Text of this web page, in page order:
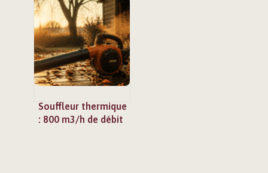
bicarbonate et la
méthode pour un
bois durable
Souffleur thermique
: 800 m3/h de débit